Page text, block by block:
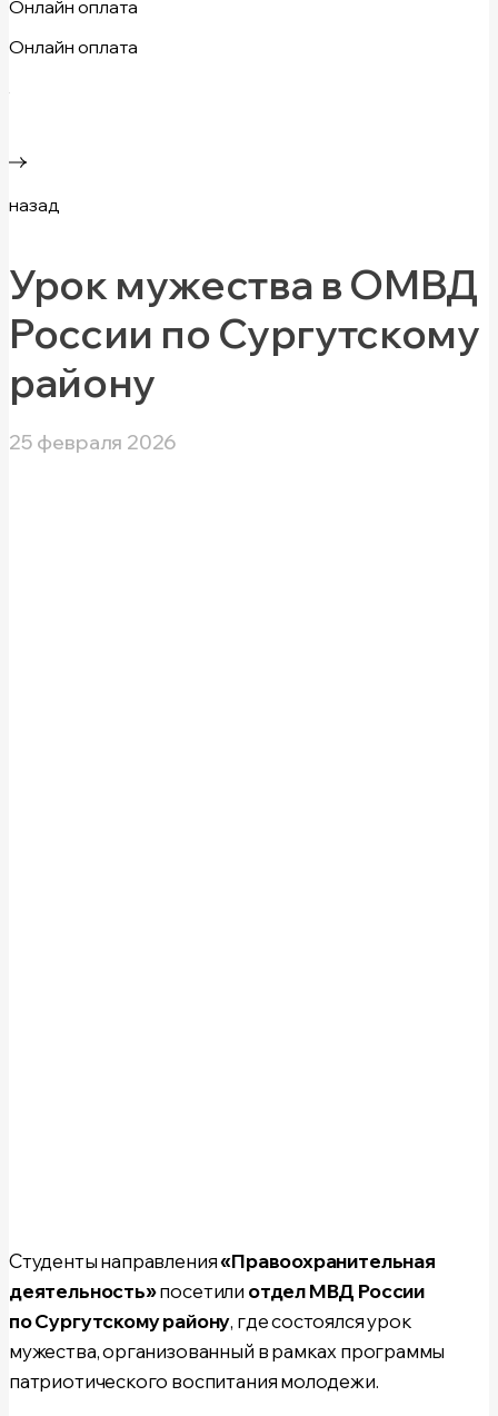
Онлайн оплата
Онлайн оплата
назад
Урок мужества в ОМВД
России по Сургутскому
району
25 февраля 2026
Студенты направления«Правоохранительная
деятельность»посетили отдел МВД России
по Сургутскому району, где состоялся урок
мужества, организованный в рамках программы
патриотического воспитания молодежи.